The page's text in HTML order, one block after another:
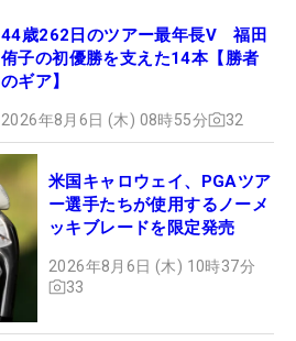
44歳262日のツアー最年長V 福田
侑子の初優勝を支えた14本【勝者
のギア】
2026年8月6日 (木) 08時55分 32
米国キャロウェイ、PGAツア
ー選手たちが使用するノーメ
ッキブレードを限定発売
2026年8月6日 (木) 10時37分
33